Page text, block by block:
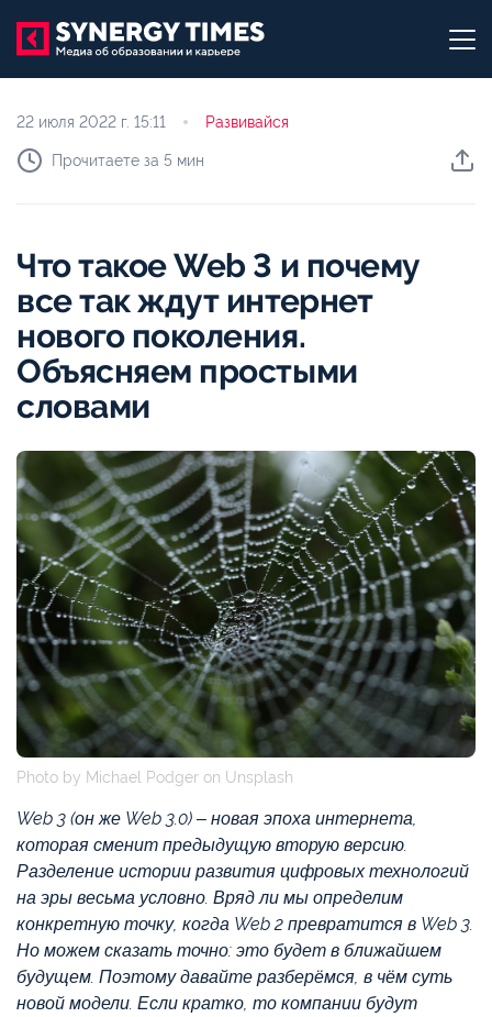
22 июля 2022 г. 15:11 Развивайся
Прочитаете за 5 мин
Что такое Web 3 и почему
все так ждут интернет
нового поколения.
Объясняем простыми
словами
Photo by Michael Podger on Unsplash
Web 3 (он же Web 3.0) – новая эпоха интернета,
которая сменит предыдущую вторую версию.
Разделение истории развития цифровых технологий
на эры весьма условно. Вряд ли мы определим
конкретную точку, когда Web 2 превратится в Web 3.
Но можем сказать точно: это будет в ближайшем
будущем. Поэтому давайте разберёмся, в чём суть
новой модели. Если кратко, то компании будут